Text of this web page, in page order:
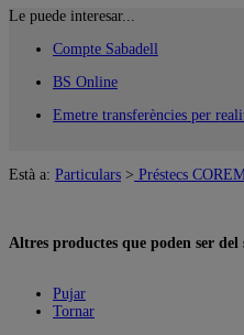
Le puede interesar...
Compte Sabadell
BS Online
Emetre transferències per
Està a: Particulars > Préstecs
Altres productes que poden ser del
Pujar
Tornar